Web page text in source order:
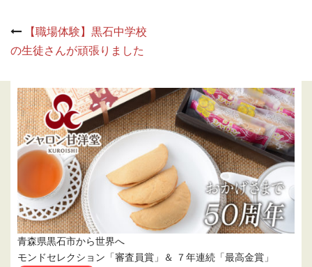
Post
navigation
【職場体験】黒石中学校
の生徒さんが頑張りました
青森県黒石市から世界へ
モンドセレクション「審査員賞」＆ ７年連続「最高金賞」